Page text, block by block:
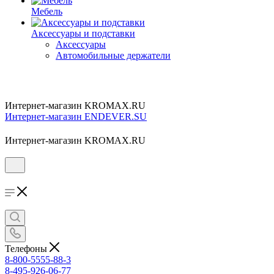
Мебель
Аксессуары и подставки
Аксессуары
Автомобильные держатели
Интернет-магазин KROMAX.RU
Интернет-магазин ENDEVER.SU
Интернет-магазин KROMAX.RU
Телефоны
8-800-5555-88-3
8-495-926-06-77